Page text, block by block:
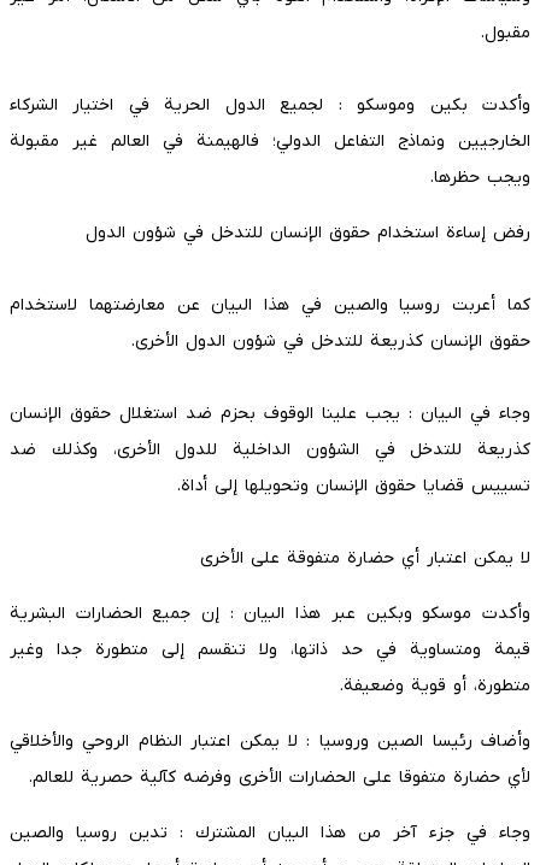
مقبول.
وأكدت بكين وموسكو : لجميع الدول الحرية في اختيار الشركاء
الخارجيين ونماذج التفاعل الدولي؛ فالهيمنة في العالم غير مقبولة
ويجب حظرها.
رفض إساءة استخدام حقوق الإنسان للتدخل في شؤون الدول
كما أعربت روسيا والصين في هذا البيان عن معارضتهما لاستخدام
حقوق الإنسان كذريعة للتدخل في شؤون الدول الأخرى.
وجاء في البيان : يجب علينا الوقوف بحزم ضد استغلال حقوق الإنسان
كذريعة للتدخل في الشؤون الداخلية للدول الأخرى، وكذلك ضد
تسييس قضايا حقوق الإنسان وتحويلها إلى أداة.
لا يمكن اعتبار أي حضارة متفوقة على الأخرى
وأكدت موسكو وبكين عبر هذا البيان : إن جميع الحضارات البشرية
قيمة ومتساوية في حد ذاتها، ولا تنقسم إلى متطورة جدا وغير
متطورة، أو قوية وضعيفة.
وأضاف رئيسا الصين وروسيا : لا يمكن اعتبار النظام الروحي والأخلاقي
لأي حضارة متفوقا على الحضارات الأخرى وفرضه كآلية حصرية للعالم.
وجاء في جزء آخر من هذا البيان المشترك : تدين روسيا والصين